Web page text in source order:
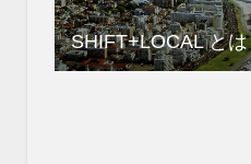
SHIFT+LOCAL とは